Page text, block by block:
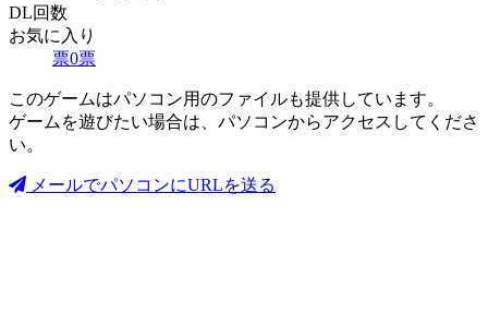
DL回数
お気に入り
票0票
このゲームはパソコン用のファイルも提供しています。
ゲームを遊びたい場合は、パソコンからアクセスしてくださ
い。
メールでパソコンにURLを送る